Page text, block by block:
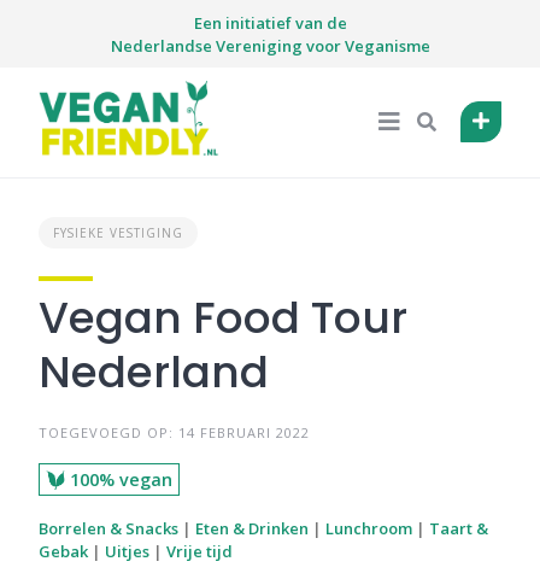
Een initiatief van de
Nederlandse Vereniging voor Veganisme
FYSIEKE VESTIGING
Vegan Food Tour
Nederland
TOEGEVOEGD OP: 14 FEBRUARI 2022
100% vegan
Borrelen & Snacks | Eten & Drinken | Lunchroom | Taart &
Gebak | Uitjes | Vrije tijd